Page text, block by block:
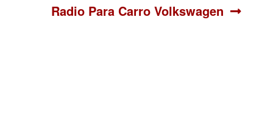
Siguiente:
Radio Para Carro Volkswagen